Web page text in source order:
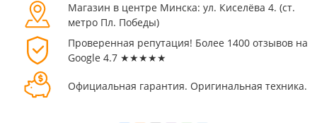
Магазин в центре Минска: ул. Киселёва 4. (cт.
метро Пл. Победы)
Проверенная репутация! Более 1400 отзывов на
Google 4.7 ★★★★★
Официальная гарантия. Оригинальная техника.